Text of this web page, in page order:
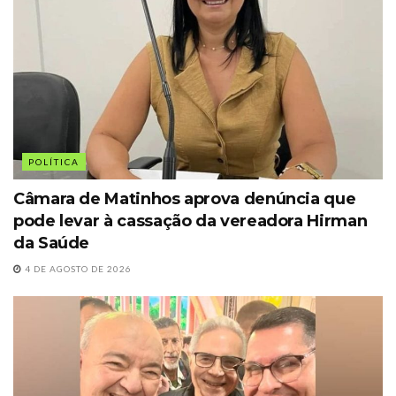
POLÍTICA
Câmara de Matinhos aprova denúncia que
pode levar à cassação da vereadora Hirman
da Saúde
4 DE AGOSTO DE 2026